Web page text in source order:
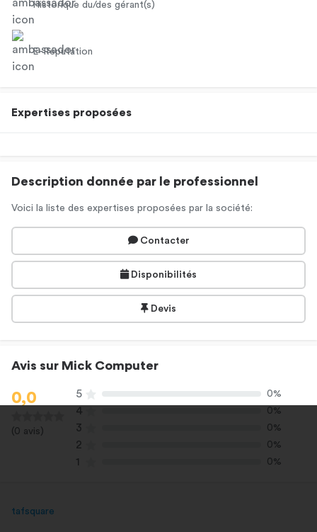
Historique du/des gérant(s)
E-Réputation
Expertises proposées
Description donnée par le professionnel
Voici la liste des expertises proposées par la société:
Contacter
Disponibilités
Devis
Avis sur Mick Computer
0,0
(0 avis)
5 0%
4 0%
3 0%
2 0%
1 0%
tafsquare